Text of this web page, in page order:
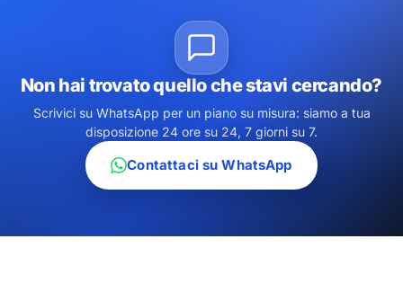
Non hai trovato quello che stavi cercando?
Scrivici su WhatsApp per un piano su misura: siamo a tua
disposizione 24 ore su 24, 7 giorni su 7.
Contattaci su WhatsApp